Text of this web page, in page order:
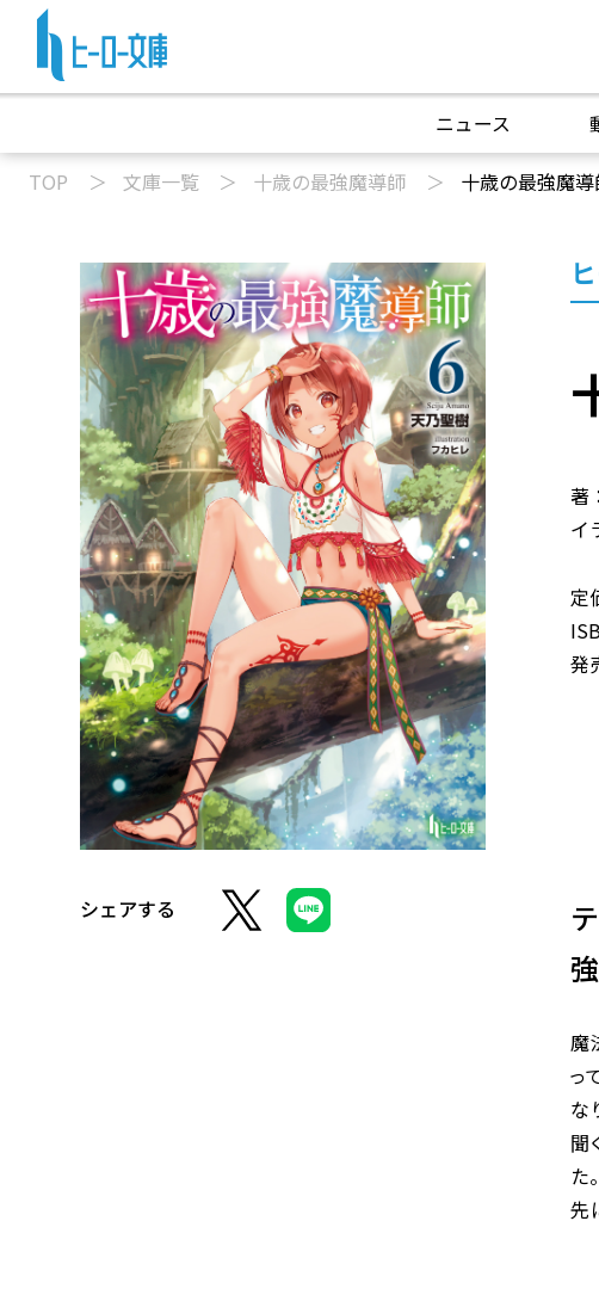
ニュース
TOP 文庫一覧 十歳の最強魔導師 十歳の最強魔
シェアする
著
イ
定
発
魔
っ
な
聞
た
先